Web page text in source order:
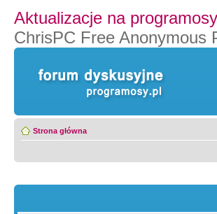
Aktualizacje na
ChrisPC Free Anonymous
Strona główna